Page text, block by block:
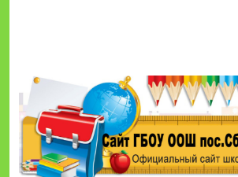
Сайт ГБОУ ООШ